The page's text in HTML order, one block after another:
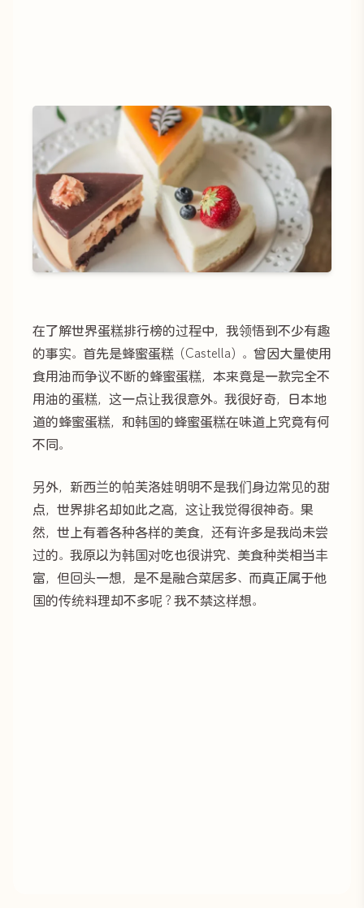
在了解世界蛋糕排行榜的过程中，我领悟到不少有趣
的事实。首先是蜂蜜蛋糕（Castella）。曾因大量使用
食用油而争议不断的蜂蜜蛋糕，本来竟是一款完全不
用油的蛋糕，这一点让我很意外。我很好奇，日本地
道的蜂蜜蛋糕，和韩国的蜂蜜蛋糕在味道上究竟有何
不同。
另外，新西兰的帕芙洛娃明明不是我们身边常见的甜
点，世界排名却如此之高，这让我觉得很神奇。果
然，世上有着各种各样的美食，还有许多是我尚未尝
过的。我原以为韩国对吃也很讲究、美食种类相当丰
富，但回头一想，是不是融合菜居多、而真正属于他
国的传统料理却不多呢？我不禁这样想。